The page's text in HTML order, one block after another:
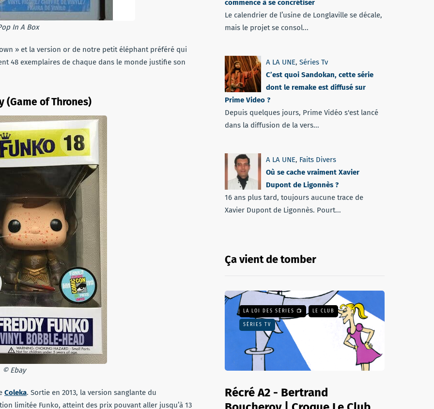
In A Box
» et la version or de notre petit éléphant préféré qui
48 exemplaires de chaque dans le monde justifie son
(Game of Thrones)
© Ebay
Coleka. Sortie en 2013, la version sanglante du
limitée Funko, atteint des prix pouvant aller jusqu’à 13
commence à se concrétiser
Le calendrier de l’usine de Longlaville se décale,
mais le projet se consol...
A LA UNE, Séries Tv
C’est quoi Sandokan, cette série
dont le remake est diffusé sur
Prime Video ?
Depuis quelques jours, Prime Vidéo s'est lancé
dans la diffusion de la vers...
A LA UNE, Faits Divers
Où se cache vraiment Xavier
Dupont de Ligonnès ?
16 ans plus tard, toujours aucune trace de
Xavier Dupont de Ligonnès. Pourt...
Ça vient de tomber
LA LOI DES SÉRIES 📺 LE CLUB
SÉRIES TV
Récré A2 - Bertrand